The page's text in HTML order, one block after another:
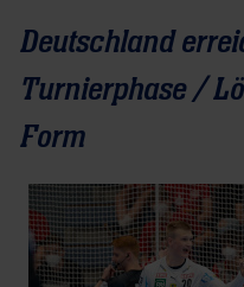
Deutschland
Turnierphase /
Form